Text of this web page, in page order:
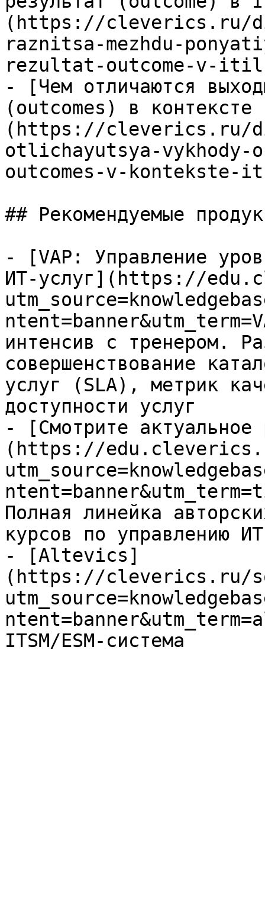
(https://cleverics.ru/
raznitsa-mezhdu-
rezultat-outcome-v-
- [Чем отличаются
(outcomes) в контексте
(https://cleverics.ru/
otlichayutsya-
outcomes-v-kontekste-
## Рекомендуемые
- [VAP: Управление
ИТ-услуг](https://
интенсив с тренером.
совершенствование
услуг (SLA), метрик
доступности услуг
- [Смотрите актуальное
(https://
Полная линейка
курсов по управлению ИТ
- [Altevics]
(https://cleverics.ru/
ITSM/ESM-система